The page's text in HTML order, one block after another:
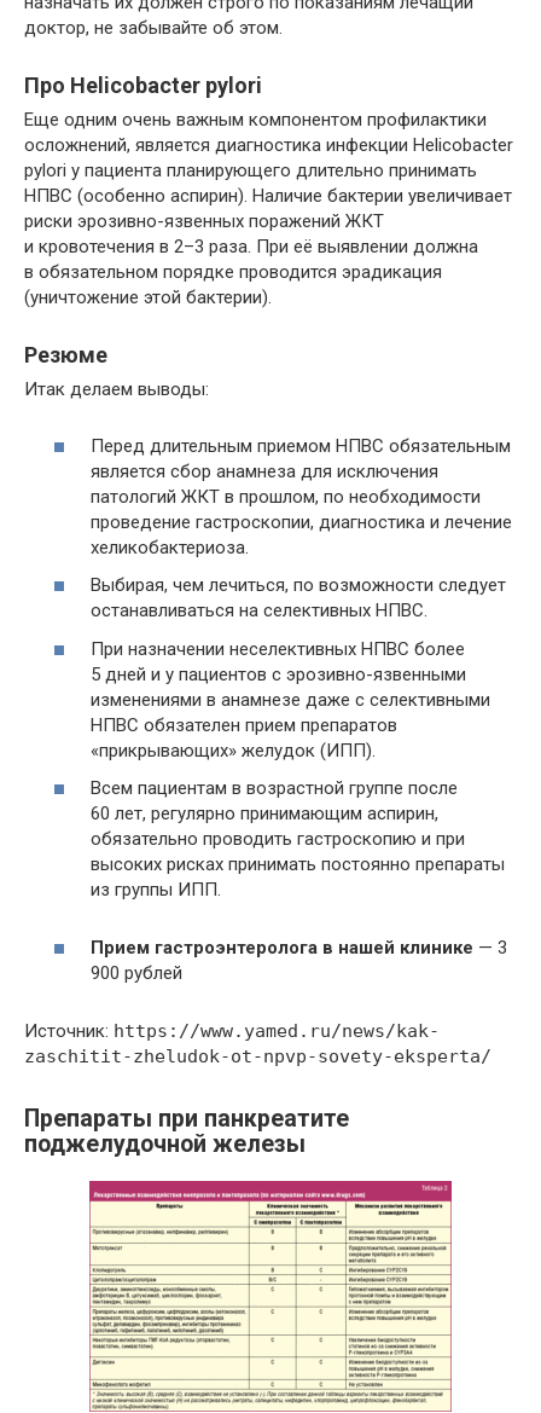
доктор, не забывайте об этом.
Про Helicobacter pylori
Еще одним очень важным компонентом профилактики
осложнений, является диагностика инфекции Helicobacter
pylori у пациента планирующего длительно принимать
НПВС (особенно аcпирин). Наличие бактерии увеличивает
риски эрозивно-язвенных поражений ЖКТ
и кровотечения в 2–3 раза. При её выявлении должна
в обязательном порядке проводится эрадикация
(уничтожение этой бактерии).
Резюме
Итак делаем выводы:
Перед длительным приемом НПВС обязательным
является сбор анамнеза для исключения
патологий ЖКТ в прошлом, по необходимости
проведение гастроскопии, диагностика и лечение
хеликобактериоза.
Выбирая, чем лечиться, по возможности следует
останавливаться на селективных НПВС.
При назначении неселективных НПВС более
5 дней и у пациентов с эрозивно-язвенными
изменениями в анамнезе даже с селективными
НПВС обязателен прием препаратов
«прикрывающих» желудок (ИПП).
Всем пациентам в возрастной группе после
60 лет, регулярно принимающим аспирин,
обязательно проводить гастроскопию и при
высоких рисках принимать постоянно препараты
из группы ИПП.
Прием гастроэнтеролога в нашей клинике — 3
900 рублей
Источник: https://www.yamed.ru/news/kak-
zaschitit-zheludok-ot-npvp-sovety-eksperta/
Препараты при панкреатите
поджелудочной железы